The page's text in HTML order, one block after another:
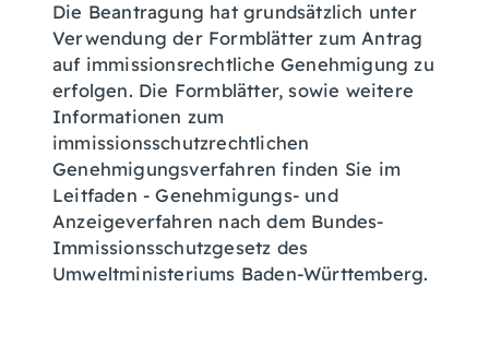
Die Beantragung hat grundsätzlich unter
Verwendung der Formblätter zum Antrag
auf immissionsrechtliche Genehmigung zu
erfolgen. Die Formblätter, sowie weitere
Informationen zum
immissionsschutzrechtlichen
Genehmigungsverfahren finden Sie im
Leitfaden - Genehmigungs- und
Anzeigeverfahren nach dem Bundes-
Immissionsschutzgesetz des
Umweltministeriums Baden-Württemberg.